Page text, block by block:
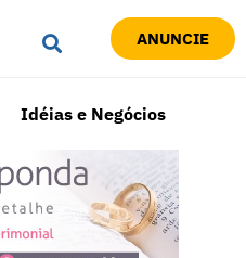
ANUNCIE
Idéias e Negócios